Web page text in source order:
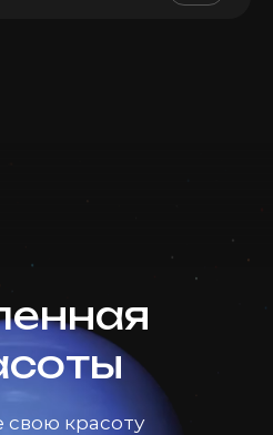
свою красоту